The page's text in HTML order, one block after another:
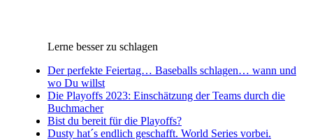
Lerne besser zu schlagen
Der perfekte Feiertag… Baseballs schlagen… wann und
wo Du willst
Die Playoffs 2023: Einschätzung der Teams durch die
Buchmacher
Bist du bereit für die Playoffs?
Dusty hat´s endlich geschafft. World Series vorbei.